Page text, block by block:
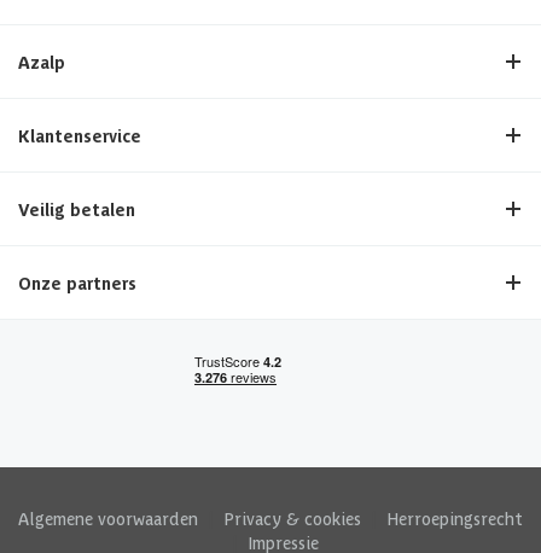
Azalp
Klantenservice
Veilig betalen
Onze partners
Algemene voorwaarden Privacy & cookies
Herroepingsrecht
Impressie